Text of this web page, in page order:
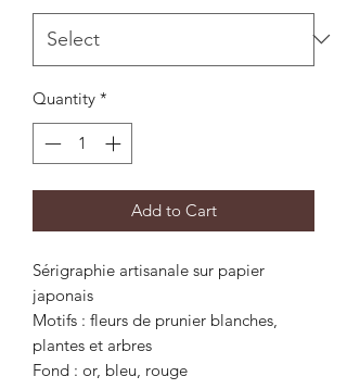
Quantity *
Add to Cart
Sérigraphie artisanale sur papier
japonais
Motifs : fleurs de prunier blanches,
plantes et arbres
Fond : or, bleu, rouge